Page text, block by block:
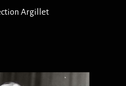
Argillet